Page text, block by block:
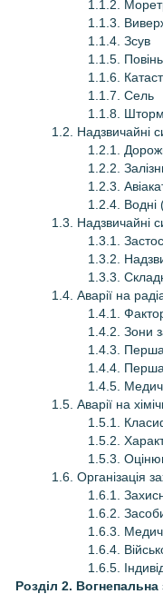
1.1.2.
1.1.3.
1.1.4. Зсув
1.1.5. Повінь
1.1.6.
1.1.7. Сель
1.1.8.
1.2. Надзвичайні
1.2.1.
1.2.2.
1.2.3.
1.2.4. Водні
1.3. Надзвичайні
1.3.1.
1.3.2.
1.3.3.
1.4. Аварії на
1.4.1.
1.4.2. Зони
1.4.3.
1.4.4. Перша
1.4.5.
1.5. Аварії на
1.5.1.
1.5.2.
1.5.3.
1.6. Організація
1.6.1.
1.6.2.
1.6.3.
1.6.4.
1.6.5.
Розділ 2.